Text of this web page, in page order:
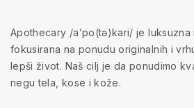
Apothecary /a’po(tə)kari/ je
fokusirana na ponudu originalnih i
lepši život. Naš cilj je da ponudimo
negu tela, kose i kože.